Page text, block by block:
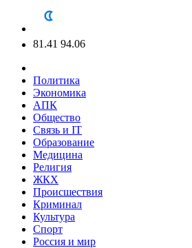
81.41 94.06
Политика
Экономика
АПК
Общество
Связь и IT
Образование
Медицина
Религия
ЖКХ
Происшествия
Криминал
Культура
Спорт
Россия и мир